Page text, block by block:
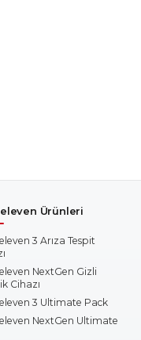
Ürünleri
3 Arıza Tespit
NextGen Gizli
Cihazı
3 Ultimate Pack
NextGen Ultimate